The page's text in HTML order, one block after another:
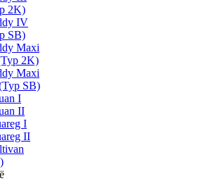
2K)
IV
SB)
Maxi
2K)
Maxi
SB)
I
II
I
II